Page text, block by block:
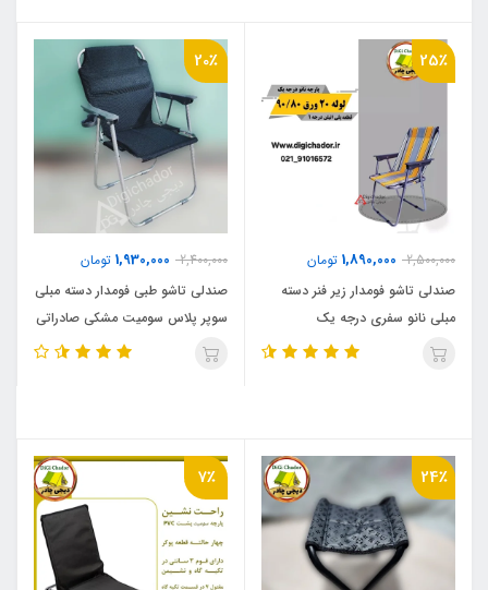
25٪
2,500,000
1,890,000 تومان
صندلی تاشو فومدار زیر فنر دسته
مبلی نانو سفری درجه یک
20٪
2,400,000
1,930,000 تومان
صندلی تاشو طبی فومدار دسته مبلی
سوپر پلاس سومیت مشکی صادراتی
با جالیوانی
24٪ 7٪